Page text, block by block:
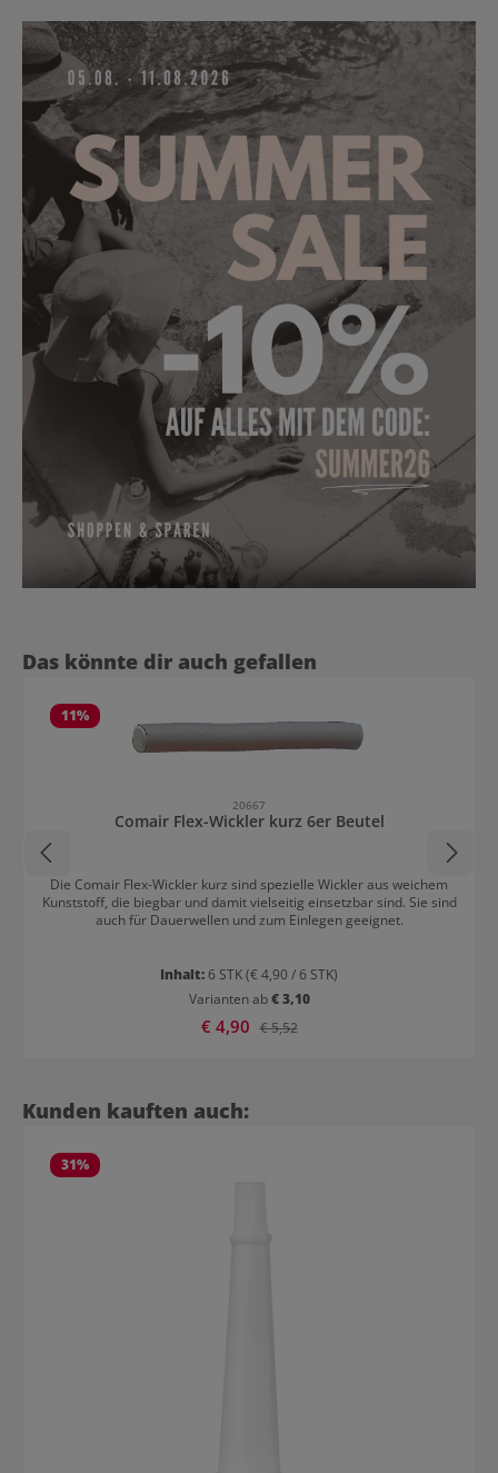
Produktgalerie überspringen
Das könnte dir auch gefallen
11%
20667
Comair Flex-Wickler kurz 6er Beutel
Die Comair Flex-Wickler kurz sind spezielle Wickler aus weichem
Kunststoff, die biegbar und damit vielseitig einsetzbar sind. Sie sind
auch für Dauerwellen und zum Einlegen geeignet.
Inhalt: 6 STK(€ 4,90 / 6 STK)
Varianten ab€ 3,10
Verkaufspreis:
€ 4,90 Regulärer Preis:
€ 5,52
Produktgalerie überspringen
Kunden kauften auch:
31%